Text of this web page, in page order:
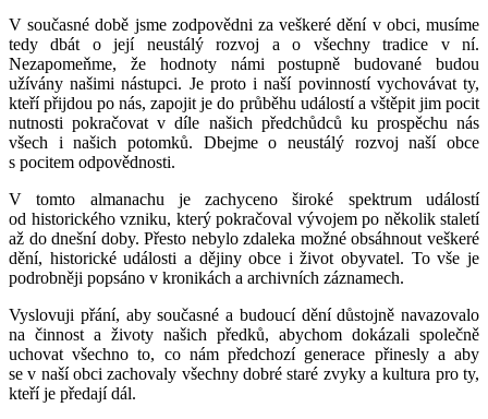
V současné době jsme zodpovědni za veškeré dění v obci, musíme
tedy dbát o její neustálý rozvoj a o všechny tradice v ní.
Nezapomeňme, že hodnoty námi postupně budované budou
užívány našimi nástupci. Je proto i naší povinností vychovávat ty,
kteří přijdou po nás, zapojit je do průběhu událostí a vštěpit jim pocit
nutnosti pokračovat v díle našich předchůdců ku prospěchu nás
všech i našich potomků. Dbejme o neustálý rozvoj naší obce
s pocitem odpovědnosti.
V tomto almanachu je zachyceno široké spektrum událostí
od historického vzniku, který pokračoval vývojem po několik staletí
až do dnešní doby. Přesto nebylo zdaleka možné obsáhnout veškeré
dění, historické události a dějiny obce i život obyvatel. To vše je
podrobněji popsáno v kronikách a archivních záznamech.
Vyslovuji přání, aby současné a budoucí dění důstojně navazovalo
na činnost a životy našich předků, abychom dokázali společně
uchovat všechno to, co nám předchozí generace přinesly a aby
se v naší obci zachovaly všechny dobré staré zvyky a kultura pro ty,
kteří je předají dál.